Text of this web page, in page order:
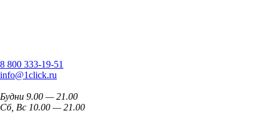
8 800 333-19-51
info@1click.ru
Будни 9.00 — 21.00
Сб, Вс 10.00 — 21.00